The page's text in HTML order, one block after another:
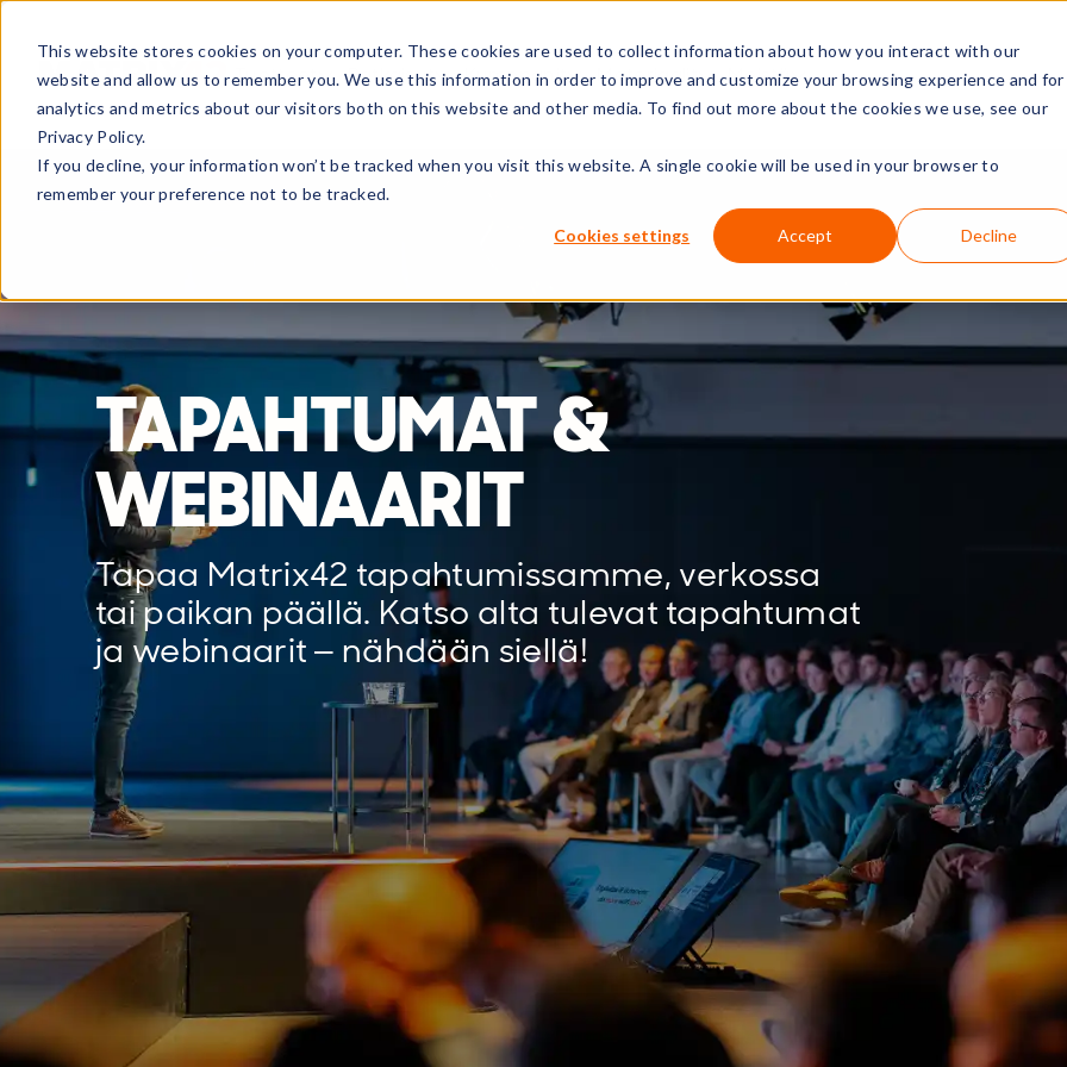
This website stores cookies on your computer. These cookies are used to collect information about how you interact with our
website and allow us to remember you. We use this information in order to improve and customize your browsing experience and for
analytics and metrics about our visitors both on this website and other media. To find out more about the cookies we use, see our
Privacy Policy.
If you decline, your information won’t be tracked when you visit this website. A single cookie will be used in your browser to
remember your preference not to be tracked.
Cookies settings Accept Decline
Tuotteet Ratkaisut Kumppanit Materiaalit Meistä
TAPAHTUMAT &
WEBINAARIT
Tapaa Matrix42 tapahtumissamme, verkossa
tai paikan päällä. Katso alta tulevat tapahtumat
ja webinaarit – nähdään siellä!